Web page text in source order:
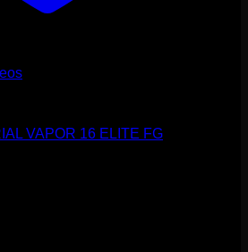
VAPOR 16 ELITE FG